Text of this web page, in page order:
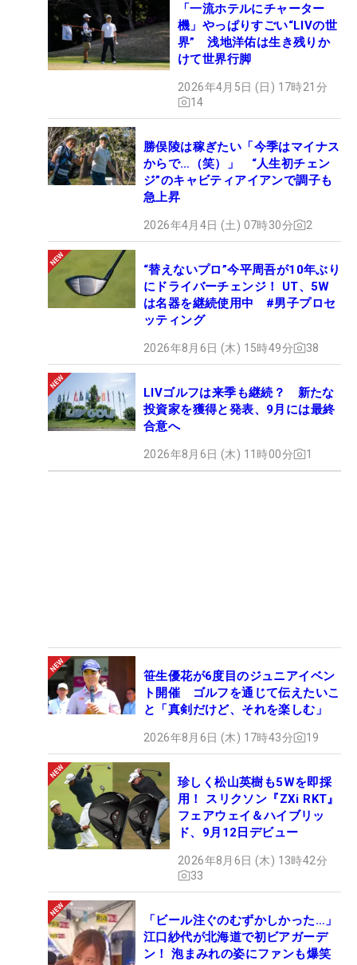
「一流ホテルにチャーター
機」やっぱりすごい“LIVの世
界” 浅地洋佑は生き残りか
けて世界行脚
2026年4月5日 (日) 17時21分
14
勝俣陵は稼ぎたい「今季はマイナス
からで…（笑）」 “人生初チェン
ジ”のキャビティアイアンで調子も
急上昇
2026年4月4日 (土) 07時30分 2
“替えないプロ”今平周吾が10年ぶり
にドライバーチェンジ！ UT、5W
は名器を継続使用中 #男子プロセ
ッティング
2026年8月6日 (木) 15時49分 38
LIVゴルフは来季も継続？ 新たな
投資家を獲得と発表、9月には最終
合意へ
2026年8月6日 (木) 11時00分 1
笹生優花が6度目のジュニアイベン
ト開催 ゴルフを通じて伝えたいこ
と「真剣だけど、それを楽しむ」
2026年8月6日 (木) 17時43分 19
珍しく松山英樹も5Wを即採
用！ スリクソン『ZXi RKT』
フェアウェイ＆ハイブリッ
ド、9月12日デビュー
2026年8月6日 (木) 13時42分
33
「ビール注ぐのむずかしかった…」
江口紗代が北海道で初ビアガーデ
ン！ 泡まみれの姿にファンも爆笑